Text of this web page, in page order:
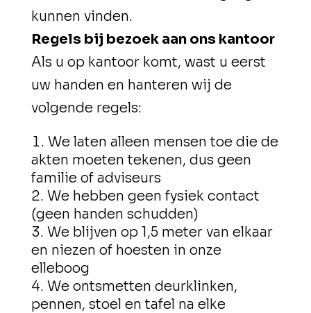
kunnen vinden.
Regels bij bezoek aan ons kantoor
Als u op kantoor komt, wast u eerst
uw handen en hanteren wij de
volgende regels:
We laten alleen mensen toe die de
akten moeten tekenen, dus geen
familie of adviseurs
We hebben geen fysiek contact
(geen handen schudden)
We blijven op 1,5 meter van elkaar
en niezen of hoesten in onze
elleboog
We ontsmetten deurklinken,
pennen, stoel en tafel na elke